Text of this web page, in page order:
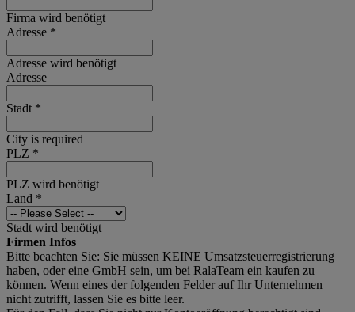
Firma wird benötigt
Adresse *
Adresse wird benötigt
Adresse
Stadt *
City is required
PLZ *
PLZ wird benötigt
Land *
Stadt wird benötigt
Firmen Infos
Bitte beachten Sie: Sie müssen KEINE Umsatzsteuerregistrierung
haben, oder eine GmbH sein, um bei RalaTeam ein kaufen zu
können. Wenn eines der folgenden Felder auf Ihr Unternehmen
nicht zutrifft, lassen Sie es bitte leer.